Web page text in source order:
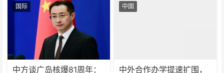
国际
中方谈广岛核爆81周年：
中国
中外合作办学提速扩围，